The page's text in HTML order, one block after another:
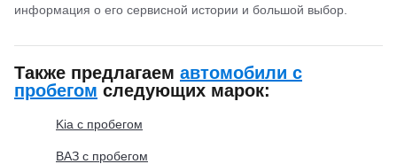
информация о его сервисной истории и большой выбор.
Также предлагаем автомобили с
пробегом следующих марок:
Kia с пробегом
ВАЗ с пробегом